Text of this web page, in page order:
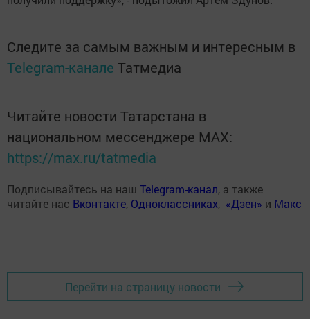
Следите за самым важным и интересным в
Telegram-канале Татмедиа
Читайте новости Татарстана в
национальном мессенджере MАХ:
https://max.ru/tatmedia
Подписывайтесь на наш Telegram-канал, а также
читайте нас Вконтакте, Одноклассниках, «Дзен» и Макс
Перейти на страницу новости